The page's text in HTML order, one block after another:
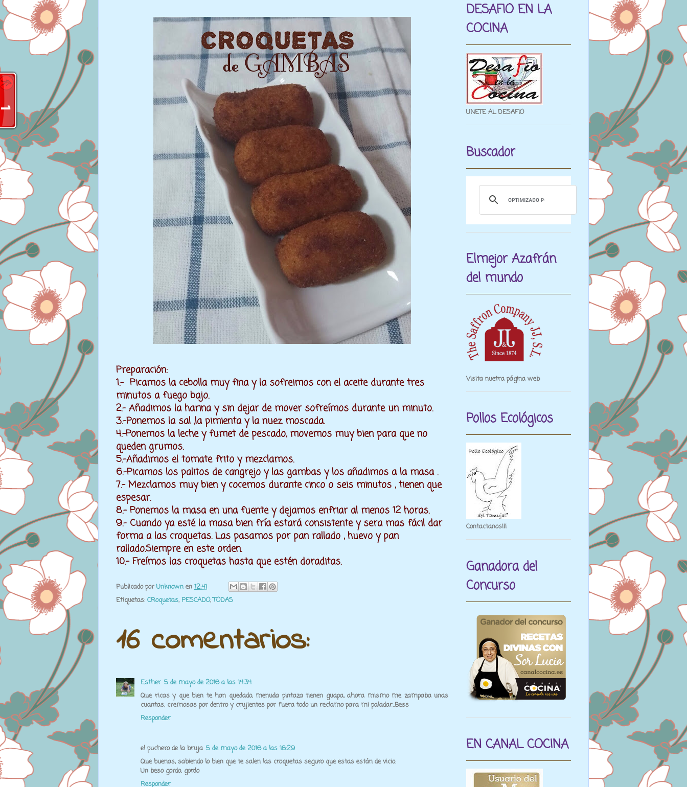
Preparación:
1.- Picamos la cebolla muy fina y la sofreimos con el aceite durante tres
minutos a fuego bajo.
2.- Añadimos la harina y sin dejar de mover sofreímos durante un minuto.
3.-Ponemos la sal ,la pimienta y la nuez moscada.
4.-Ponemos la leche y fumet de pescado, movemos muy bien para que no
queden grumos.
5.-Añadimos el tomate frito y mezclamos.
6.-Picamos los palitos de cangrejo y las gambas y los añadimos a la masa .
7.- Mezclamos muy bien y cocemos durante cinco o seis minutos , tienen que
espesar.
8.- Ponemos la masa en una fuente y dejamos enfriar al menos 12 horas.
9.- Cuando ya esté la masa bien fría estará consistente y sera mas fácil dar
forma a las croquetas. Las pasamos por pan rallado , huevo y pan
rallado.Siempre en este orden.
10.- Freímos las croquetas hasta que estén doraditas.
Publicado porUnknown en 12:41
Etiquetas: CRoquetas, PESCADO,TODAS
16 comentarios:
Esther 5 de mayo de 2016 a las 14:34
Que ricas y que bien te han quedado, menuda pintaza tienen guapa, ahora mismo me zampaba unas
cuantas, cremosas por dentro y crujientes por fuera todo un reclamo para mi paladar..Bess
Responder
el puchero de la bruja 5 de mayo de 2016 a las 16:29
Que buenas, sabiendo lo bien que te salen las croquetas seguro que estas están de vicio.
Un beso gordo, gordo
Responder
DESAFIO EN LA
COCINA
UNETE AL DESAFIO
Buscador
Elmejor Azafrán
del mundo
Visita nuetra página web
Pollos Ecológicos
Contactanos¡¡¡
Ganadora del
Concurso
EN CANAL COCINA